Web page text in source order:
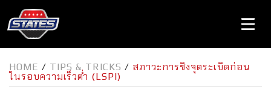
HOME / TIPS & TRICKS / สภาวะการชิงจุดระเบิดก่อน
ในรอบความเร็วต่ำ (LSPI)